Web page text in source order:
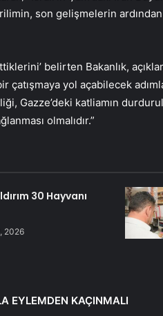
son gelişmelerin
belirten Bakanlık,
çatışmaya yol açabilecek
Gazze’deki katliamın
olmalıdır.”
30 Hayvanı
2026
EYLEMDEN KAÇINMALI